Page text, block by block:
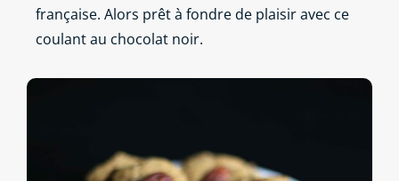
française. Alors prêt à fondre de plaisir avec ce
coulant au chocolat noir.